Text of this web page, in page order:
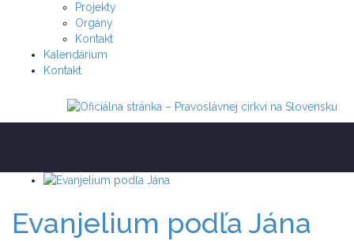
Projekty
Orgány
Kontakt
Kalendárium
Kontakt
Evanjelium podľa Jána